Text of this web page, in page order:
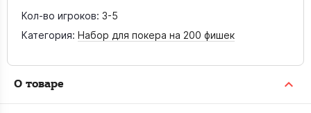
Кол-во игроков: 3-5
Категория: Набор для покера на 200 фишек
О товаре